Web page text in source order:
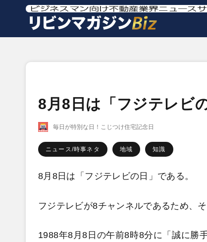
8月8日は「フジテレビ
毎日が特別な日！こじつけ住宅記念日
ニュース/時事ネタ 地域 知識
8月8日は「フジテレビの日」である。
フジテレビが8チャンネルであるため、
1988年8月8日の午前8時8分に「誠に勝